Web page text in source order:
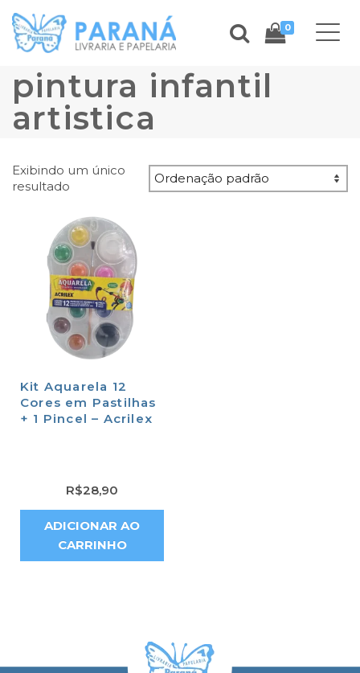
0
pintura infantil
artistica
Exibindo um único
resultado
Kit Aquarela 12
Cores em Pastilhas
+ 1 Pincel – Acrilex
R$28,90
ADICIONAR AO
CARRINHO